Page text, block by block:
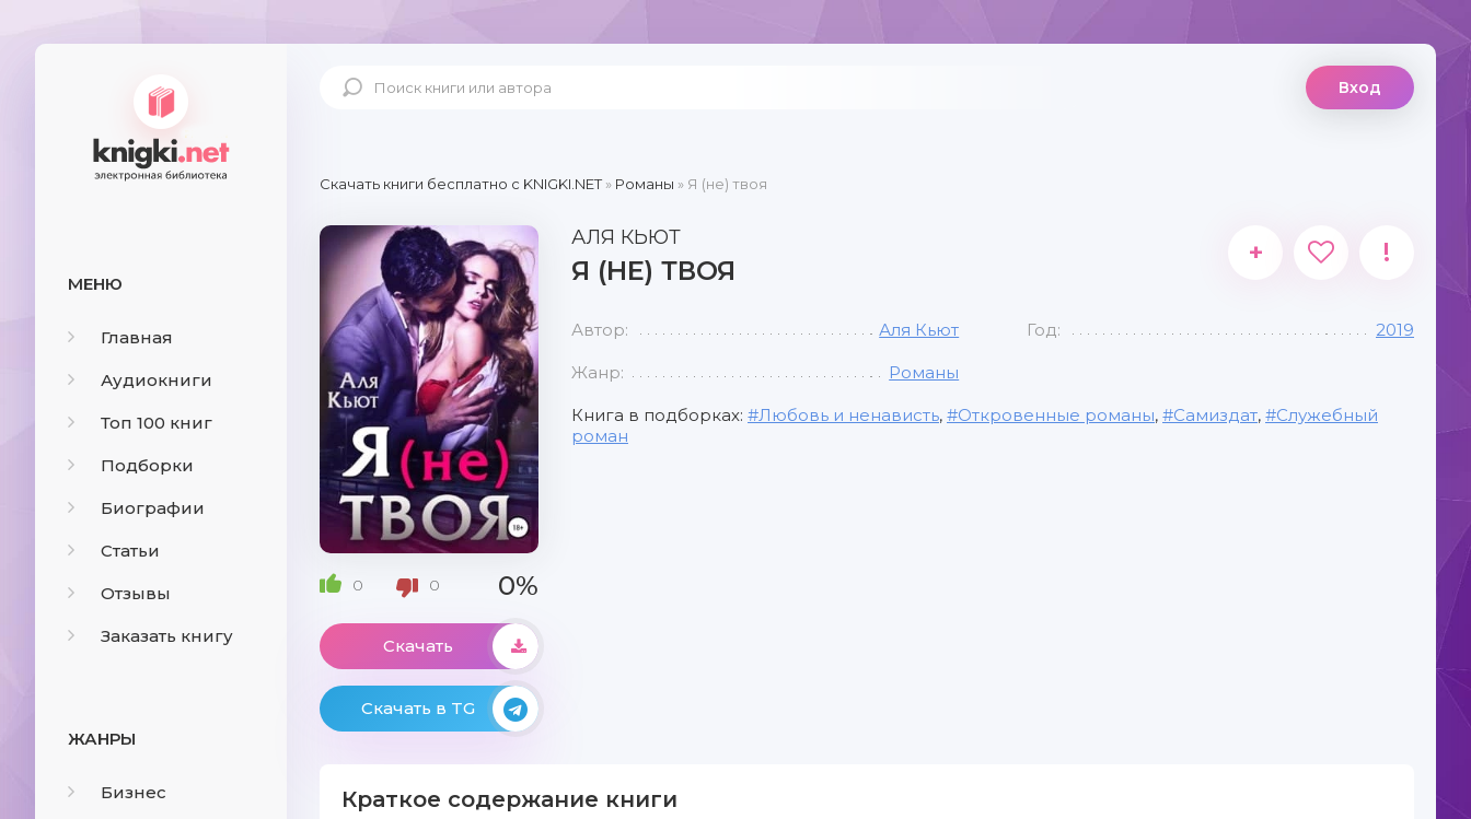
МЕНЮ
Главная
Аудиокниги
Топ 100 книг
Подборки
Биографии
Статьи
Отзывы
Заказать книгу
ЖАНРЫ
Бизнес
Вход
Скачать книги бесплатно c KNIGKI.NET» Романы » Я (не) твоя
0 0 0%
Скачать
Скачать в TG
АЛЯ КЬЮТ
Я (НЕ) ТВОЯ
+ !
Автор: Аля Кьют Год: 2019
Жанр: Романы
Книга в подборках: Любовь и ненависть, Откровенные романы, Самиздат,
Служебный
роман
Краткое содержание книги